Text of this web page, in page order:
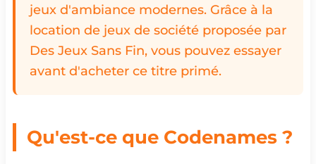
jeux d'ambiance modernes. Grâce à la
location de jeux de société proposée par
Des Jeux Sans Fin, vous pouvez essayer
avant d'acheter ce titre primé.
Qu'est-ce que Codenames ?